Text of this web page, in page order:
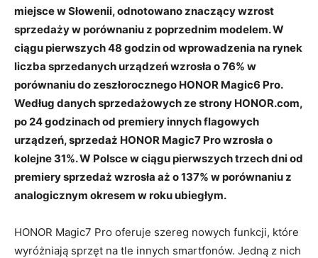
miejsce w Słowenii, odnotowano znaczący wzrost
sprzedaży w porównaniu z poprzednim modelem. W
ciągu pierwszych 48 godzin od wprowadzenia na rynek
liczba sprzedanych urządzeń wzrosła o 76% w
porównaniu do zeszłorocznego HONOR Magic6 Pro.
Według danych sprzedażowych ze strony HONOR.com,
po 24 godzinach od premiery innych flagowych
urządzeń, sprzedaż HONOR Magic7 Pro wzrosła o
kolejne 31%. W Polsce w ciągu pierwszych trzech dni od
premiery sprzedaż wzrosła aż o 137% w porównaniu z
analogicznym okresem w roku ubiegłym.
HONOR Magic7 Pro oferuje szereg nowych funkcji, które
wyróżniają sprzęt na tle innych smartfonów. Jedną z nich